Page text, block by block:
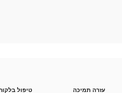
עזרה תמיכה
טיפול